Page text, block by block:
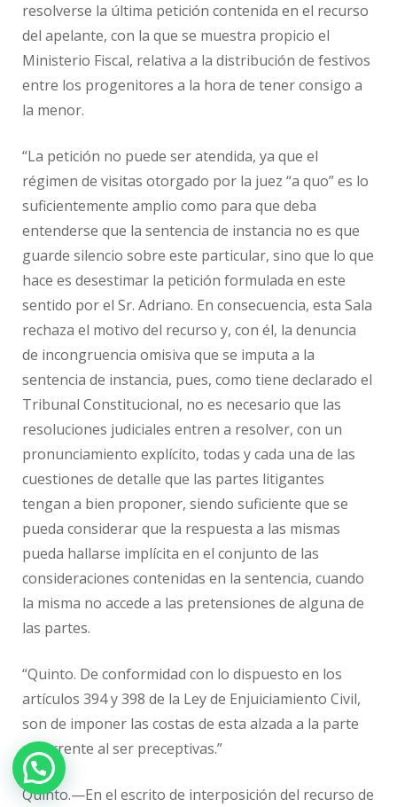
resolverse la última petición contenida en el recurso
del apelante, con la que se muestra propicio el
Ministerio Fiscal, relativa a la distribución de festivos
entre los progenitores a la hora de tener consigo a
la menor.
“La petición no puede ser atendida, ya que el
régimen de visitas otorgado por la juez “a quo” es lo
suficientemente amplio como para que deba
entenderse que la sentencia de instancia no es que
guarde silencio sobre este particular, sino que lo que
hace es desestimar la petición formulada en este
sentido por el Sr. Adriano. En consecuencia, esta Sala
rechaza el motivo del recurso y, con él, la denuncia
de incongruencia omisiva que se imputa a la
sentencia de instancia, pues, como tiene declarado el
Tribunal Constitucional, no es necesario que las
resoluciones judiciales entren a resolver, con un
pronunciamiento explícito, todas y cada una de las
cuestiones de detalle que las partes litigantes
tengan a bien proponer, siendo suficiente que se
pueda considerar que la respuesta a las mismas
pueda hallarse implícita en el conjunto de las
consideraciones contenidas en la sentencia, cuando
la misma no accede a las pretensiones de alguna de
las partes.
“Quinto. De conformidad con lo dispuesto en los
artículos 394 y 398 de la Ley de Enjuiciamiento Civil,
son de imponer las costas de esta alzada a la parte
recurrente al ser preceptivas.”
Quinto.—En el escrito de interposición del recurso de